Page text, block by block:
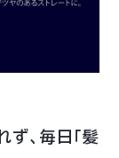
ず、毎日「髪